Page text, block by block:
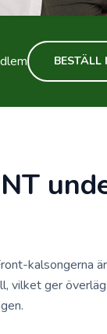
BESTÄLL
kalsongerna
vilket ger